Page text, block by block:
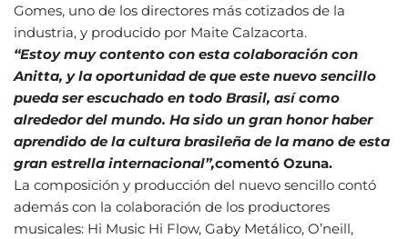
Gomes, uno de los directores más cotizados de la
industria, y producido por Maite Calzacorta.
“Estoy muy contento con esta colaboración con
Anitta, y la oportunidad de que este nuevo sencillo
pueda ser escuchado en todo Brasil, así como
alrededor del mundo. Ha sido un gran honor haber
aprendido de la cultura brasileña de la mano de esta
gran estrella internacional”,comentó Ozuna.
La composición y producción del nuevo sencillo contó
además con la colaboración de los productores
musicales: Hi Music Hi Flow, Gaby Metálico, O’neill,